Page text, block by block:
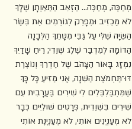
מְחַכֶּה, מְחַכֶּה... הַזְּאֵב הַתַּאַוְתָן שֶׁלָּךְ
לֹא מַכְזִיב וּמְפָרֵק לְגוֹרְמִים אֶת בְּשַׂר
הַשֵּׂיָה שֶׁלִּי עַל גַּבֵּי מִטָּתֵךְ הַלְּבָנָה
הַדּוֹמָה לְמִדְבַּר שֶׁלֶג שְׁוֵדִי; רֵיחַ שָׁדַיִךְ
נִמְזָג בָּאוֹר הַצָּהֹב שֶׁל חַדְרֵךְ וְנוֹצֶרֶת
דּוּ־תַּחְמֹצֶת הַשֵּׁנָה, אֲנִי מַזִּיעַ כָּל כָּךְ
שֶׁמִּתְבַּלְבְּלִים לִי שִׁירִים בַּעֲרָבִית עִם
שִׁירִים בִּשְׁוֵדִית, פְּרָטִים שׁוּלִיִּים כְּבָר
לֹא מְעַנְיְנִים אוֹתִי, לֹא מְעַנְיֶנֶת אוֹתִי